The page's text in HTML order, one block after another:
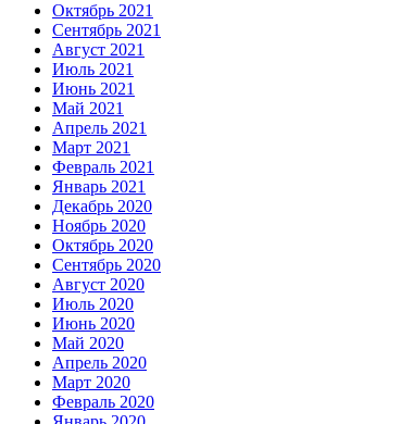
Октябрь 2021
Сентябрь 2021
Август 2021
Июль 2021
Июнь 2021
Май 2021
Апрель 2021
Март 2021
Февраль 2021
Январь 2021
Декабрь 2020
Ноябрь 2020
Октябрь 2020
Сентябрь 2020
Август 2020
Июль 2020
Июнь 2020
Май 2020
Апрель 2020
Март 2020
Февраль 2020